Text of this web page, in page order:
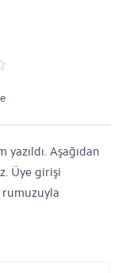
Aşağıdan
Üye girişi
rumuzuyla